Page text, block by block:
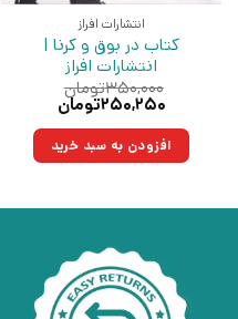
انتشارات افراز
کتاب در بوق و کرنا |
انتشارات افراز
۳۵۰,۰۰۰تومان
قیمت
۳۵۰,۰۰۰تومان
بود.
۲۵۰,۲۵۰تومان
۲۵۰,۲۵۰تومان.افزودن به سبد خرید